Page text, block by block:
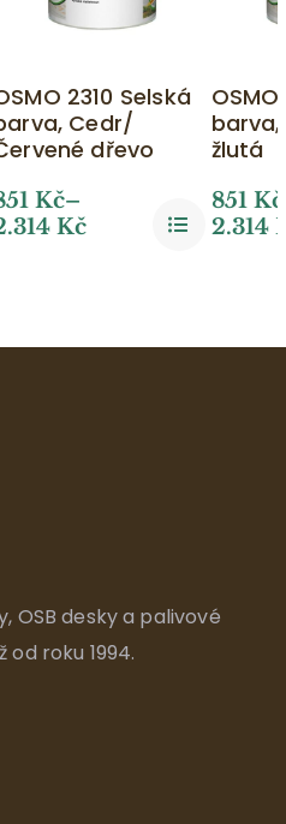
2310 Selská
Cedr/
dřevo
Kč–
Kč
žlutá
851 Kč
2.314
OSB desky a palivové
od roku 1994.